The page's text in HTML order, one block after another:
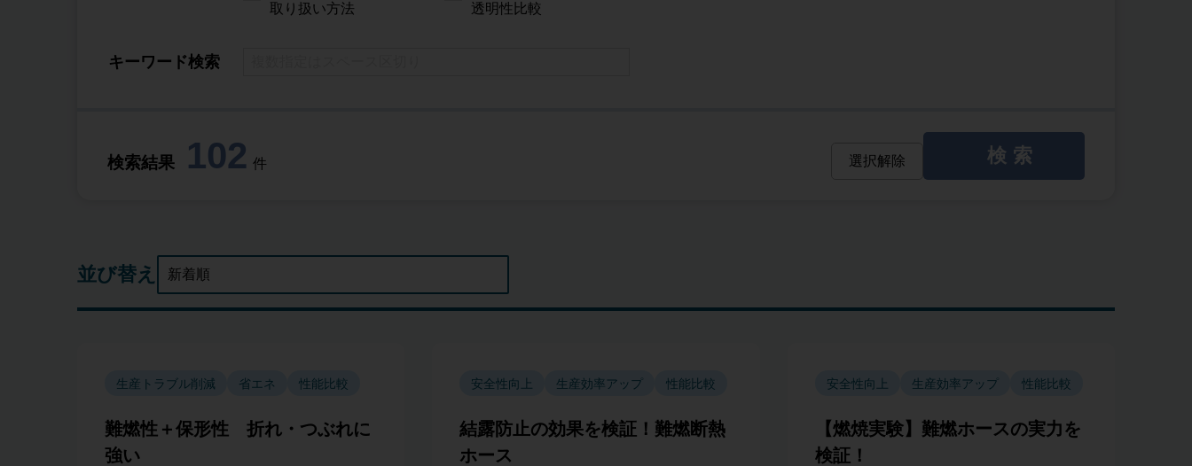
取り扱い方法
透明性比較
キーワード検索
検索結果 102 件 選択解除 検索
並び替え
生産トラブル削減 省エネ 性能比較
難燃性＋保形性 折れ・つぶれに
強い
安全性向上 生産効率アップ 性能比較
結露防止の効果を検証！難燃断熱
ホース
安全性向上 生産効率アップ 性能比較
【燃焼実験】難燃ホースの実力を
検証！